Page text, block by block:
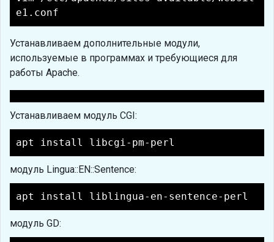
e1.conf
Устанавливаем дополнительные модули,
используемые в программах и требующиеся для
работы Apache.
Устанавливаем модуль CGI:
apt install libcgi-pm-perl
модуль Lingua::EN::Sentence:
apt install liblingua-en-sentence-perl
модуль GD: